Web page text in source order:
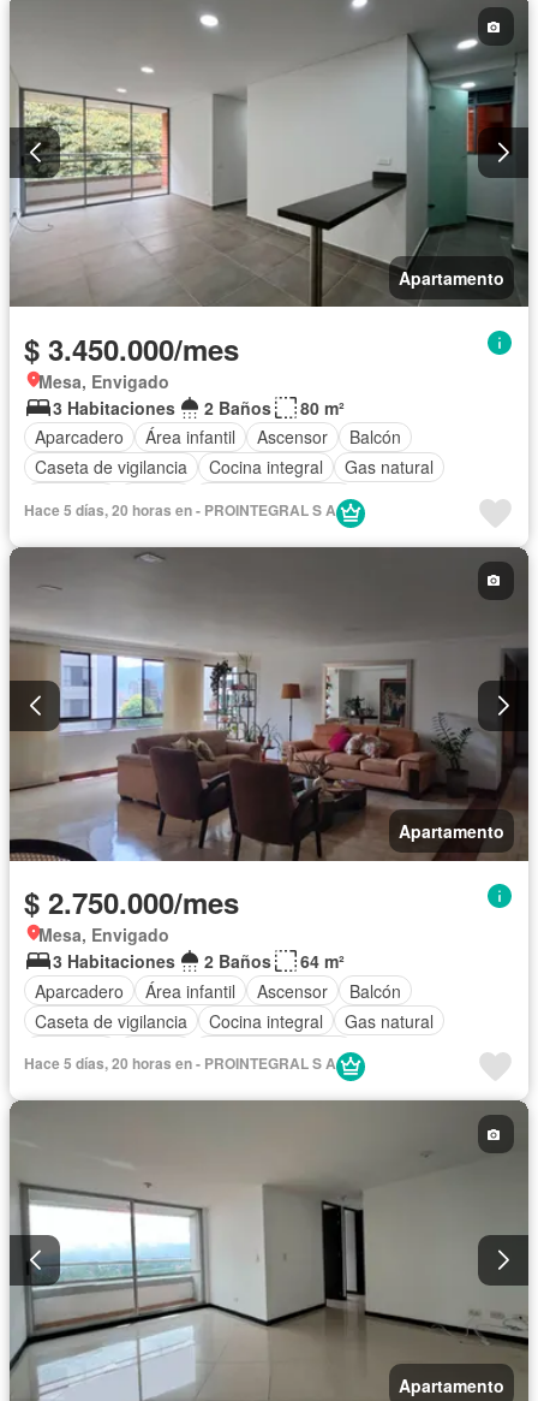
Apartamento
$ 3.450.000/mes
Mesa, Envigado
3 Habitaciones
2 Baños
80 m²
Aparcadero
Área infantil Ascensor
Balcón
Caseta de vigilancia
Cocina integral
Gas natural
Seguridad privada
Hace 5 días, 20 horas en - PROINTEGRAL S A
Apartamento
$ 2.750.000/mes
Mesa, Envigado
3 Habitaciones
2 Baños
64 m²
Aparcadero
Área infantil Ascensor
Balcón
Caseta de vigilancia
Cocina integral
Gas natural
Seguridad privada
Hace 5 días, 20 horas en - PROINTEGRAL S A
Apartamento